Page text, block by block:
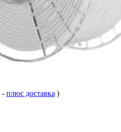
- плюс доставка )